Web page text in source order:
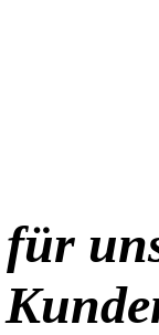
für